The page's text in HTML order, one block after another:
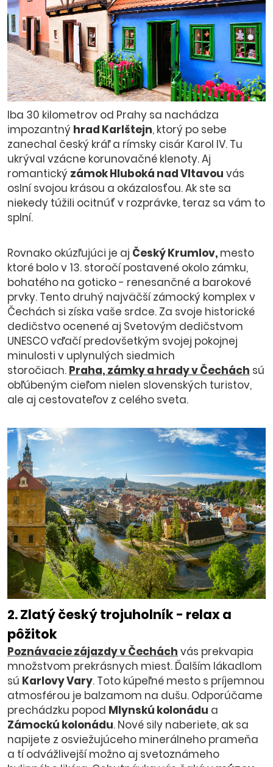
Iba 30 kilometrov od Prahy sa nachádza
impozantný hrad Karlštejn, ktorý po sebe
zanechal český kráľ a rímsky cisár Karol IV. Tu
ukrýval vzácne korunovačné klenoty. Aj
romantický zámok Hluboká nad Vltavou vás
oslní svojou krásou a okázalosťou. Ak ste sa
niekedy túžili ocitnúť v rozprávke, teraz sa vám to
splní.
Rovnako okúzľujúci je aj Český Krumlov, mesto
ktoré bolo v 13. storočí postavené okolo zámku,
bohatého na goticko - renesančné a barokové
prvky. Tento druhý najväčší zámocký komplex v
Čechách si získa vaše srdce. Za svoje historické
dedičstvo ocenené aj Svetovým dedičstvom
UNESCO vďačí predovšetkým svojej pokojnej
minulosti v uplynulých siedmich
storočiach. Praha, zámky a hrady v Čechách sú
obľúbeným cieľom nielen slovenských turistov,
ale aj cestovateľov z celého sveta.
2. Zlatý český trojuholník - relax a
pôžitok
Poznávacie zájazdy v Čechách vás prekvapia
množstvom prekrásnych miest. Ďalším lákadlom
sú Karlovy Vary. Toto kúpeľné mesto s príjemnou
atmosférou je balzamom na dušu. Odporúčame
prechádzku popod Mlynskú kolonádu a
Zámockú kolonádu. Nové sily naberiete, ak sa
napijete z osviežujúceho minerálneho prameňa
a tí odvážlivejší možno aj svetoznámeho